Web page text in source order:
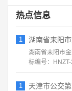
热点信息
1 湖南省耒阳
湖南省耒阳市
标编号：
1 天津市公交